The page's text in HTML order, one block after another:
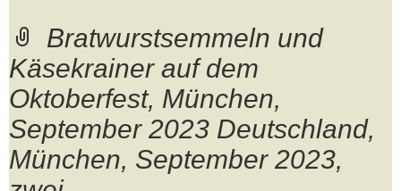
Bratwurstsemmeln und
Käsekrainer auf dem
Oktoberfest, München,
September 2023 Deutschland,
München, September 2023,